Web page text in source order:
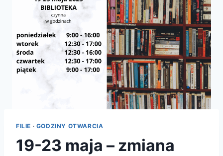
FILIE · GODZINY OTWARCIA
19-23 maja – zmiana